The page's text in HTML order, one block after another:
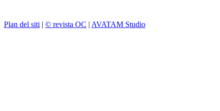
Plan del siti | © revista OC | AVATAM Studio